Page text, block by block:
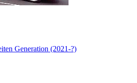
Generation (2021-?)